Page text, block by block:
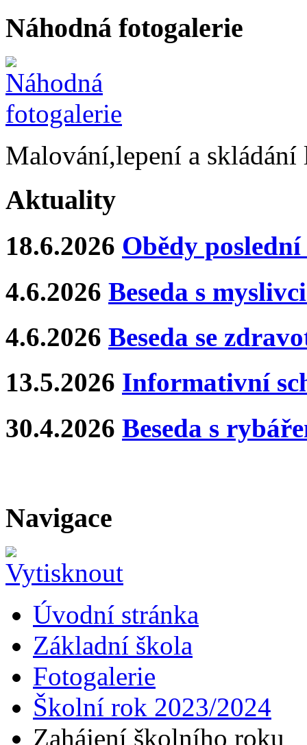
Náhodná fotogalerie
Malování,lepení a skládání
Aktuality
18.6.2026 Obědy
4.6.2026 Beseda s
4.6.2026 Beseda se
13.5.2026 Informativní
30.4.2026 Beseda s
Navigace
Úvodní stránka
Základní škola
Fotogalerie
Školní rok 2023/2024
Zahájení školního roku